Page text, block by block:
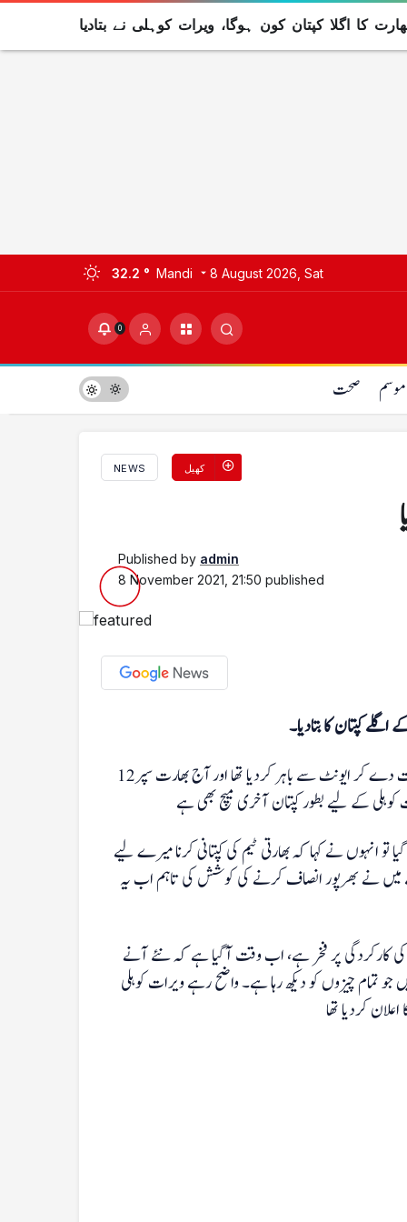
32.2 ° Mandi 8 August 2026, Sat
0
موسم صحت
NEWS کھیل
Published by admin
8 November 2021, 21:50 published
کپتان کا بتادیا۔
آئی سی سی ٹی ٹوئنٹی ورلڈکپ میں گزشتہ روز نیوزی لینڈ نے افغانستان کو شکست دے کر ایونٹ سے باہر کردیا تھا اور آج بھارت سپر12
انہوں نے کہا کہ بھارتی ٹیم کی کپتانی کرنا میرے لیے
میں نے بھرپور انصاف کرنے کی کوشش کی تاہم اب یہ
کارکردگی پر فخر ہے، اب وقت آگیا ہے کہ نئے آنے
تمام چیزوں کو دیکھ رہا ہے۔ واضح رہے ویرات کوہلی
کردیا تھا
کا اگلا کپتان کون ہوگا، ویرات کوہلی نے بتادیا